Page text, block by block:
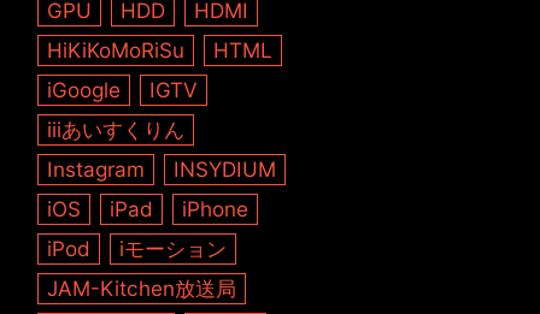
GPU
HDD
HDMI
HiKiKoMoRiSu
HTML
iGoogle
IGTV
iiiあいすくりん
Instagram
INSYDIUM
iOS
iPad
iPhone
iPod
iモーション
JAM-Kitchen放送局